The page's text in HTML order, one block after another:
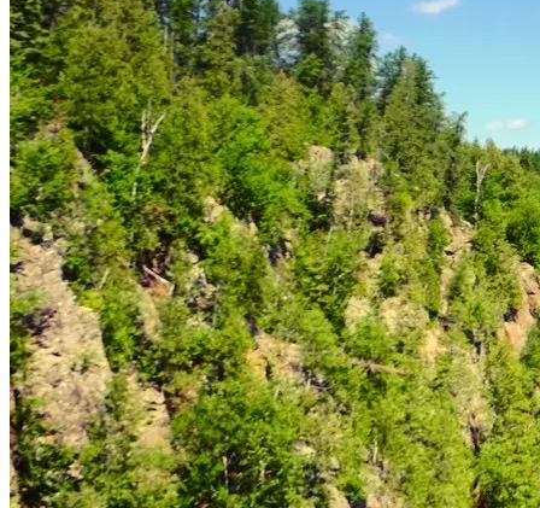
Une virée en Abitibi-